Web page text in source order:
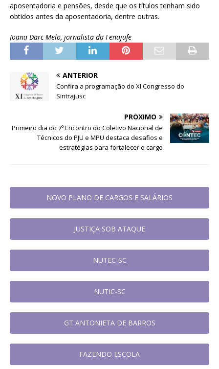
aposentadoria e pensões, desde que os títulos tenham sido
obtidos antes da aposentadoria, dentre outras.
Joana Darc Melo, jornalista da Fenajufe
ANTERIOR
Confira a programação do XI Congresso do
Sintrajusc
PRÓXIMO
Primeiro dia do 7º Encontro do Coletivo Nacional de
Técnicos do PJU e MPU destaca desafios e
estratégias para fortalecer o cargo
NOVO PLANO DE CARGOS E SALÁRIOS
JUSTIÇA SOB ATAQUE
NUTEC-SC
NUTIC-SC
GT ANTONIETA DE BARROS
FAZENDO ESCOLA